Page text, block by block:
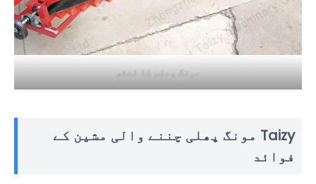
مونگ پھلی کا لفٹر
Taizy مونگ پھلی چننے والی مشین کے
فوائد